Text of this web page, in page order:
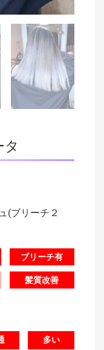
(ブリーチ２
ブリーチ有
髪質改善
多い